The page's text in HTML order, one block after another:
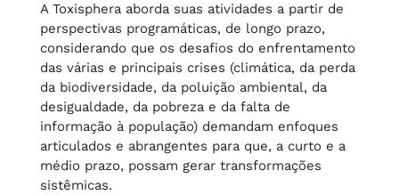
A Toxisphera aborda suas atividades a partir de
perspectivas programáticas, de longo prazo,
considerando que os desafios do enfrentamento
das várias e principais crises (climática, da perda
da biodiversidade, da poluição ambiental, da
desigualdade, da pobreza e da falta de
informação à população) demandam enfoques
articulados e abrangentes para que, a curto e a
médio prazo, possam gerar transformações
sistêmicas.